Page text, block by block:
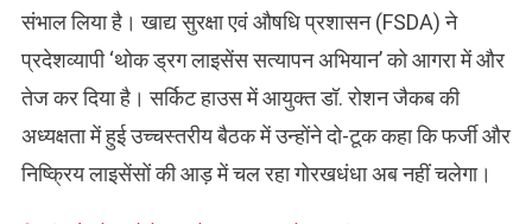
संभाल लिया है। खाद्य सुरक्षा एवं औषधि प्रशासन (FSDA) ने
प्रदेशव्यापी ‘थोक ड्रग लाइसेंस सत्यापन अभियान’ को आगरा में और
तेज कर दिया है। सर्किट हाउस में आयुक्त डॉ. रोशन जैकब की
अध्यक्षता में हुई उच्चस्तरीय बैठक में उन्होंने दो-टूक कहा कि फर्जी और
निष्क्रिय लाइसेंसों की आड़ में चल रहा गोरखधंधा अब नहीं चलेगा।